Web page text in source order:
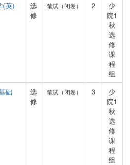
(英)
选
修
笔试（闭卷） 2
少
院1
秋
选
修
课
程
组
础
选
修
笔试（闭卷） 3
少
院1
秋
选
修
课
程
组